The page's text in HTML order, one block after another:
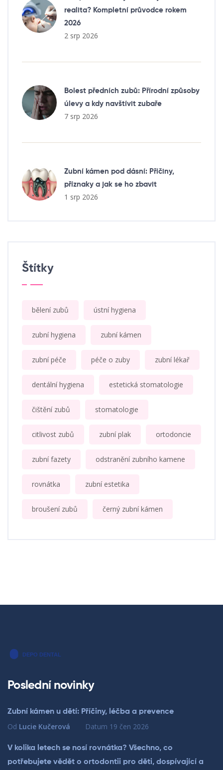
realita? Kompletní průvodce rokem
2026
2 srp 2026
Bolest předních zubů: Přírodní způsoby
úlevy a kdy navštívit zubaře
7 srp 2026
Zubní kámen pod dásní: Příčiny,
příznaky a jak se ho zbavit
1 srp 2026
Štítky
bělení zubů ústní hygiena
zubní hygiena zubní kámen
zubní péče péče o zuby zubní lékař
dentální hygiena estetická stomatologie
čištění zubů stomatologie
citlivost zubů zubní plak ortodoncie
zubní fazety odstranění zubního kamene
rovnátka zubní estetika
broušení zubů černý zubní kámen
Poslední novinky
Zubní kámen u dětí: Příčiny, léčba a prevence
Od Lucie Kučerová Datum 19 čen 2026
V kolika letech se nosí rovnátka? Všechno, co
potřebujete vědět o ortodontii pro děti, dospívající a